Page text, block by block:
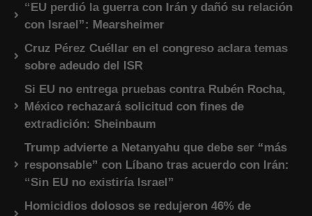
“EU perdió la guerra con Irán y dañó su relación
con Israel”: Mearsheimer
Cruz Pérez Cuéllar en el congreso aclara temas
sobre adeudo del ISR
Si EU no entrega pruebas contra Rubén Rocha,
México rechazará solicitud con fines de
extradición: Sheinbaum
Trump advierte a Netanyahu que debe ser “más
responsable” con Líbano tras acuerdo con Irán:
“Sin EU no existiría Israel”
Homicidios dolosos se redujeron 46% de